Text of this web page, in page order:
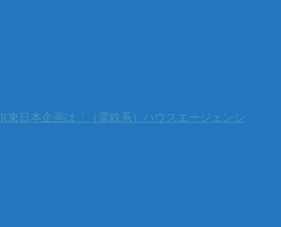
東日本企画は「（電鉄系）ハウスエージェンシ